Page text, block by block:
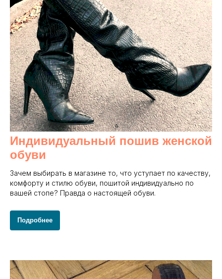
Индивидуальный пошив женской
обуви
Зачем выбирать в магазине то, что уступает по качеству,
комфорту и стилю обуви, пошитой индивидуально по
вашей стопе? Правда о настоящей обуви.
Подробнее